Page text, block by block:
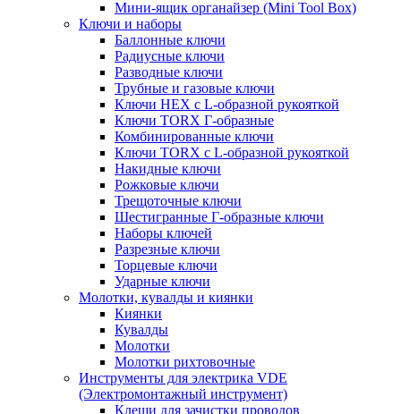
Мини-ящик органайзер (Mini Tool Box)
Ключи и наборы
Баллонные ключи
Радиусные ключи
Разводные ключи
Трубные и газовые ключи
Ключи HEX с L-образной рукояткой
Ключи TORX Г-образные
Комбинированные ключи
Ключи TORX с L-образной рукояткой
Накидные ключи
Рожковые ключи
Трещоточные ключи
Шестигранные Г-образные ключи
Наборы ключей
Разрезные ключи
Торцевые ключи
Ударные ключи
Молотки, кувалды и киянки
Киянки
Кувалды
Молотки
Молотки рихтовочные
Инструменты для электрика VDE
(Электромонтажный инструмент)
Клещи для зачистки проводов